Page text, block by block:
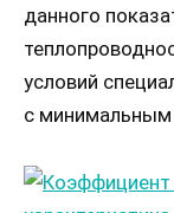
данного
условий
с минимальным